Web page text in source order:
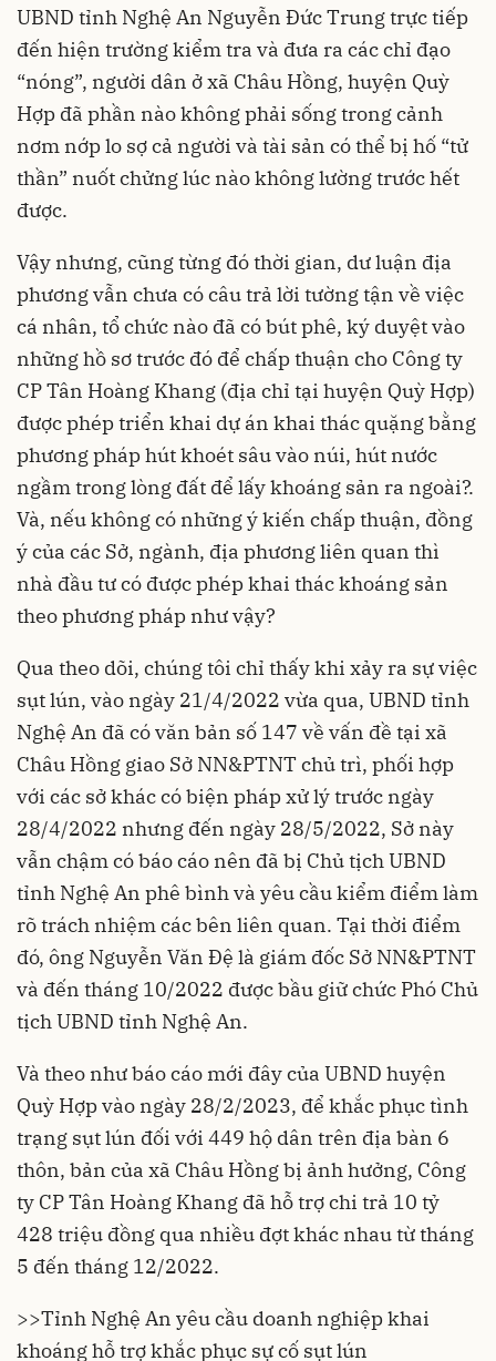
UBND tỉnh Nghệ An Nguyễn Đức Trung trực tiếp
đến hiện trường kiểm tra và đưa ra các chỉ đạo
“nóng”, người dân ở xã Châu Hồng, huyện Quỳ
Hợp đã phần nào không phải sống trong cảnh
nơm nớp lo sợ cả người và tài sản có thể bị hố “tử
thần” nuốt chửng lúc nào không lường trước hết
được.
Vậy nhưng, cũng từng đó thời gian, dư luận địa
phương vẫn chưa có câu trả lời tường tận về việc
cá nhân, tổ chức nào đã có bút phê, ký duyệt vào
những hồ sơ trước đó để chấp thuận cho Công ty
CP Tân Hoàng Khang (địa chỉ tại huyện Quỳ Hợp)
được phép triển khai dự án khai thác quặng bằng
phương pháp hút khoét sâu vào núi, hút nước
ngầm trong lòng đất để lấy khoáng sản ra ngoài?.
Và, nếu không có những ý kiến chấp thuận, đồng
ý của các Sở, ngành, địa phương liên quan thì
nhà đầu tư có được phép khai thác khoáng sản
theo phương pháp như vậy?
Qua theo dõi, chúng tôi chỉ thấy khi xảy ra sự việc
sụt lún, vào ngày 21/4/2022 vừa qua, UBND tỉnh
Nghệ An đã có văn bản số 147 về vấn đề tại xã
Châu Hồng giao Sở NN&PTNT chủ trì, phối hợp
với các sở khác có biện pháp xử lý trước ngày
28/4/2022 nhưng đến ngày 28/5/2022, Sở này
vẫn chậm có báo cáo nên đã bị Chủ tịch UBND
tỉnh Nghệ An phê bình và yêu cầu kiểm điểm làm
rõ trách nhiệm các bên liên quan. Tại thời điểm
đó, ông Nguyễn Văn Đệ là giám đốc Sở NN&PTNT
và đến tháng 10/2022 được bầu giữ chức Phó Chủ
tịch UBND tỉnh Nghệ An.
Và theo như báo cáo mới đây của UBND huyện
Quỳ Hợp vào ngày 28/2/2023, để khắc phục tình
trạng sụt lún đối với 449 hộ dân trên địa bàn 6
thôn, bản của xã Châu Hồng bị ảnh hưởng, Công
ty CP Tân Hoàng Khang đã hỗ trợ chi trả 10 tỷ
428 triệu đồng qua nhiều đợt khác nhau từ tháng
5 đến tháng 12/2022.
>>Tỉnh Nghệ An yêu cầu doanh nghiệp khai
khoáng hỗ trợ khắc phục sự cố sụt lún